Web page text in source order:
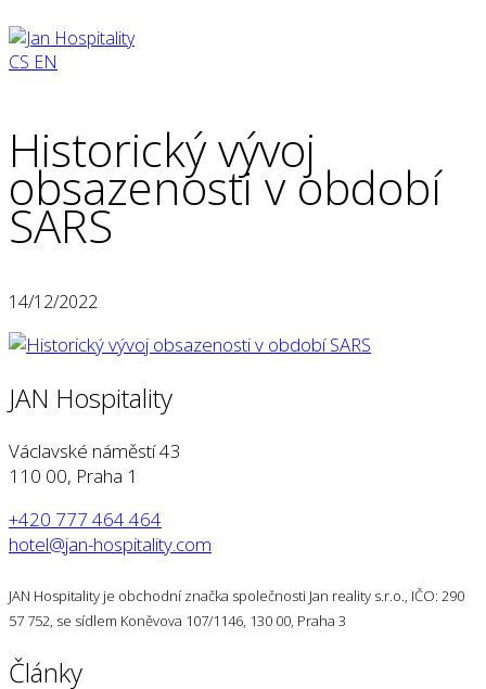
CS EN
Historický vývoj
obsazenosti v období
SARS
14/12/2022
JAN Hospitality
Václavské náměstí 43
110 00, Praha 1
+420 777 464 464
hotel@jan-hospitality.com
JAN Hospitality je obchodní značka společnosti Jan reality s.r.o., IČO: 290
57 752, se sídlem Koněvova 107/1146, 130 00, Praha 3
Články